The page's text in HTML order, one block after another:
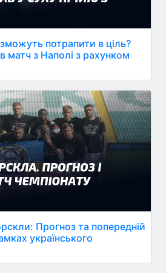
потрапити в ціль?
матч з Наполі з рахунком
Прогноз та попередній
українського